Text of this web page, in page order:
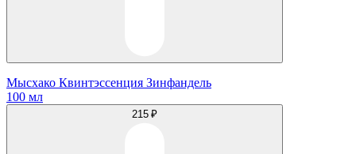
Мысхако Квинтэссенция Зинфандель
100 мл
215 ₽